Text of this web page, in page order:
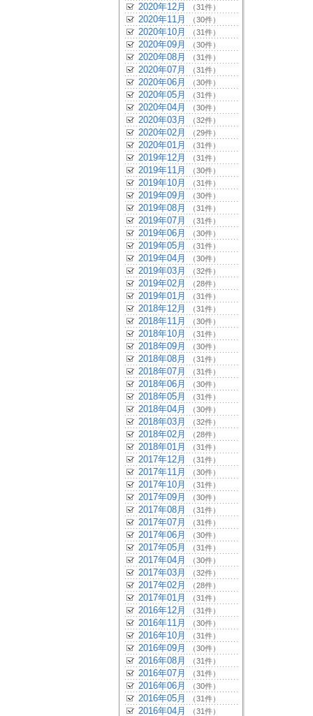
2020年12月 （31件）
2020年11月 （30件）
2020年10月 （31件）
2020年09月 （30件）
2020年08月 （31件）
2020年07月 （31件）
2020年06月 （30件）
2020年05月 （31件）
2020年04月 （30件）
2020年03月 （32件）
2020年02月 （29件）
2020年01月 （31件）
2019年12月 （31件）
2019年11月 （30件）
2019年10月 （31件）
2019年09月 （30件）
2019年08月 （31件）
2019年07月 （31件）
2019年06月 （30件）
2019年05月 （31件）
2019年04月 （30件）
2019年03月 （32件）
2019年02月 （28件）
2019年01月 （31件）
2018年12月 （31件）
2018年11月 （30件）
2018年10月 （31件）
2018年09月 （30件）
2018年08月 （31件）
2018年07月 （31件）
2018年06月 （30件）
2018年05月 （31件）
2018年04月 （30件）
2018年03月 （32件）
2018年02月 （28件）
2018年01月 （31件）
2017年12月 （31件）
2017年11月 （30件）
2017年10月 （31件）
2017年09月 （30件）
2017年08月 （31件）
2017年07月 （31件）
2017年06月 （30件）
2017年05月 （31件）
2017年04月 （30件）
2017年03月 （32件）
2017年02月 （28件）
2017年01月 （31件）
2016年12月 （31件）
2016年11月 （30件）
2016年10月 （31件）
2016年09月 （30件）
2016年08月 （31件）
2016年07月 （31件）
2016年06月 （30件）
2016年05月 （31件）
2016年04月 （31件）